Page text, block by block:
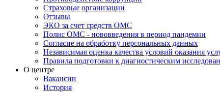
Страховые организации
Отзывы
ЭКО за счет средств ОМС
Полис ОМС - нововведения в период пандемии
Согласие на обработку персональных данных
Независимая оценка качества условий оказания
Правила подготовки к диагностическим
О центре
Вакансии
История